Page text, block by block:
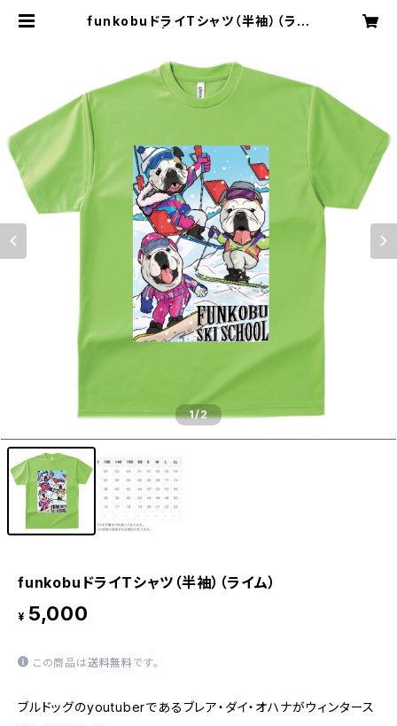
funkobuドライTシャツ（半袖）（ライ
1/2
funkobuドライTシャツ（半袖）（ライム）
¥ 5,000
この商品は送料無料です。
ブルドッグのyoutuberであるブレア・ダイ・オハナがウィンタース